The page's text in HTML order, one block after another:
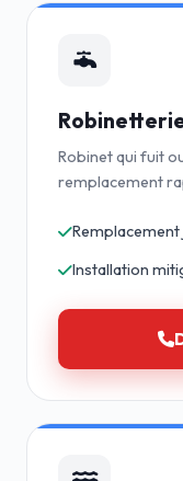
Robinet qui fuit
remplacement
Installation